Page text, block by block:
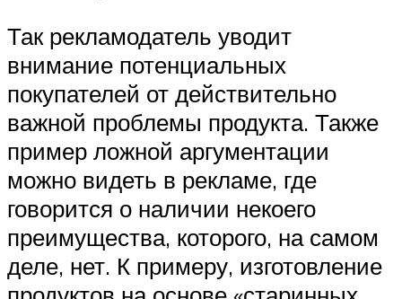
Так рекламодатель уводит
внимание потенциальных
покупателей от действительно
важной проблемы продукта. Также
пример ложной аргументации
можно видеть в рекламе, где
говорится о наличии некоего
преимущества, которого, на самом
деле, нет. К примеру, изготовление